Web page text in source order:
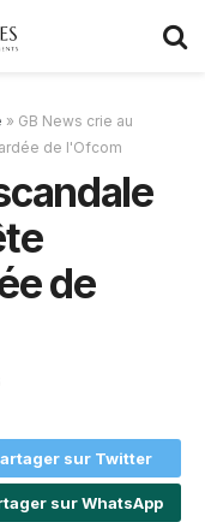
» GB News crie au
de l'Ofcom
de
sur Twitter
sur WhatsApp